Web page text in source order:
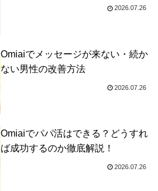
2026.07.26
Omiaiでメッセージが来ない・続か
ない男性の改善方法
2026.07.26
Omiaiでパパ活はできる？どうすれ
ば成功するのか徹底解説！
2026.07.26